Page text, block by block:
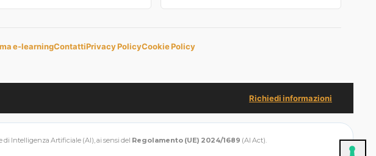
e-learningContattiPrivacy PolicyCookie Policy
Richiedi informazioni
Intelligenza Artificiale (AI), ai sensi del Regolamento (UE) 2024/1689 (AI Act).